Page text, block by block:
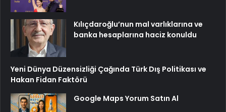
Kılıçdaroğlu’nun mal varlıklarına ve
banka hesaplarına haciz konuldu
Yeni Dünya Düzensizliği Çağında Türk Dış Politikası ve
Hakan Fidan Faktörü
Google Maps Yorum Satın Al